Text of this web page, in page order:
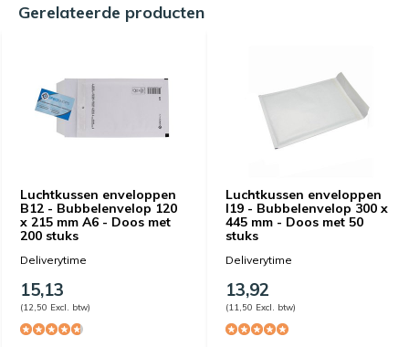
Gerelateerde producten
Luchtkussen enveloppen
B12 - Bubbelenvelop 120
x 215 mm A6 - Doos met
200 stuks
Deliverytime
15,13
(12,50 Excl. btw)
Luchtkussen enveloppen
I19 - Bubbelenvelop 300 x
445 mm - Doos met 50
stuks
Deliverytime
13,92
(11,50 Excl. btw)